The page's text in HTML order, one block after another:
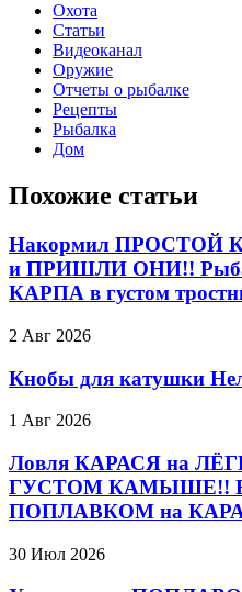
Охота
Статьи
Видеоканал
Оружие
Отчеты о рыбалке
Рецепты
Рыбалка
Дом
Похожие статьи
Накормил
и ПРИШЛИ ОНИ!!
КАРПА в густом
2 Авг 2026
Кнобы для катушки
1 Авг 2026
Ловля КАРАСЯ на
ГУСТОМ КАМЫШЕ!!
ПОПЛАВКОМ на
30 Июл 2026